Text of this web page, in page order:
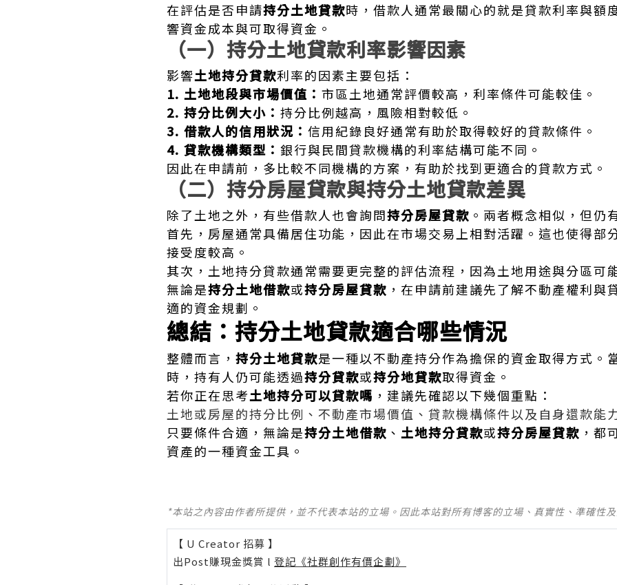
在評估是否申請持分土地貸款時，借款人通常最關心的就是貸款利率與額
響資金成本與可取得資金。
（一）持分土地貸款利率影響因素
影響土地持分貸款利率的因素主要包括：
1. 土地地段與市場價值： 市區土地通常評價較高，利率條件可能較佳。
2. 持分比例大小： 持分比例越高，風險相對較低。
3. 借款人的信用狀況： 信用紀錄良好通常有助於取得較好的貸款條件。
4. 貸款機構類型： 銀行與民間貸款機構的利率結構可能不同。
因此在申請前，多比較不同機構的方案，有助於找到更適合的貸款方式。
（二）持分房屋貸款與持分土地貸款差異
除了土地之外，有些借款人也會詢問持分房屋貸款 。兩者概念相似，但仍
首先，房屋通常具備居住功能，因此在市場交易上相對活躍。這也使得部
接受度較高。
其次，土地持分貸款通常需要更完整的評估流程，因為土地用途與分區可
無論是持分土地借款或持分房屋貸款 ，在申請前建議先了解不動產權利與
適的資金規劃。
總結：持分土地貸款適合哪些情況
整體而言， 持分土地貸款是一種以不動產持分作為擔保的資金取得方式。
時，持有人仍可能透過持分貸款或持分地貸款取得資金。
若你正在思考土地持分可以貸款嗎 ，建議先確認以下幾個重點：
土地或房屋的持分比例、不動產市場價值、貸款機構條件以及自身還款能
只要條件合適，無論是持分土地借款 、 土地持分貸款或持分房屋貸款 ，都
資產的一種資金工具。
*本站之內容由作者所提供，並不代表本站的立場。因此本站對所有博客的立場、真實性、準確性
【 U Creator 招募 】
出Post賺現金獎賞 l 登記《社群創作有價企劃》